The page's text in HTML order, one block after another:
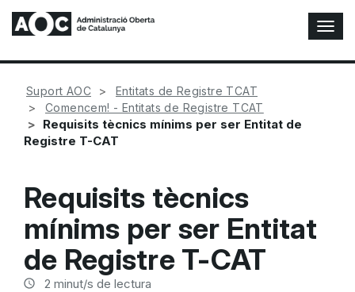
A
l
t
Suport AOC
Entitats de Registre TCAT
Comencem! - Entitats de Registre TCAT
Requisits tècnics mínims per ser Entitat de
Registre T-CAT
Requisits tècnics
mínims per ser Entitat
de Registre T-CAT
2 minut/s de lectura